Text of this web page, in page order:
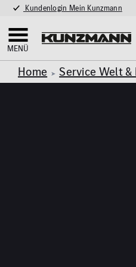
Kundenlogin Mein Kunzmann
MENÜ
Home Service Welt &